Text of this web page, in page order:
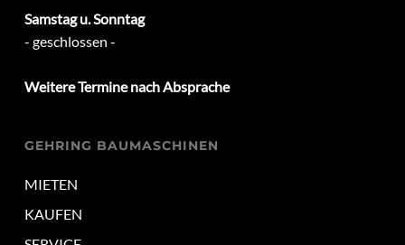
Samstag u. Sonntag
- geschlossen -
Weitere Termine nach Absprache
GEHRING BAUMASCHINEN
MIETEN
KAUFEN